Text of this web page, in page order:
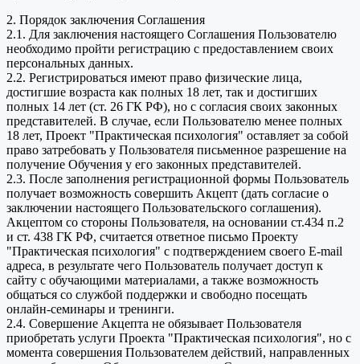
2. Порядок заключения Соглашения
2.1. Для заключения настоящего Соглашения Пользователю
необходимо пройти регистрацию с предоставлением своих
персональных данных.
2.2. Регистрироваться имеют право физические лица,
достигшие возраста как полных 18 лет, так и достигших
полных 14 лет (ст. 26 ГК РФ), но с согласия своих законных
представителей. В случае, если Пользователю менее полных
18 лет, Проект "Практическая психология" оставляет за собой
право затребовать у Пользователя письменное разрешение на
получение Обучения у его законных представителей.
2.3. После заполнения регистрационной формы Пользователь
получает возможность совершить Акцепт (дать согласие о
заключении настоящего Пользовательского соглашения).
Акцептом со стороны Пользователя, на основании ст.434 п.2
и ст. 438 ГК РФ, считается ответное письмо Проекту
"Практическая психология" с подтверждением своего E-mail
адреса, в результате чего Пользователь получает доступ к
сайту с обучающими материалами, а также возможность
общаться со службой поддержки и свободно посещать
онлайн-семинары и тренинги.
2.4. Совершение Акцепта не обязывает Пользователя
приобретать услуги Проекта "Практическая психология", но с
момента совершения Пользователем действий, направленных